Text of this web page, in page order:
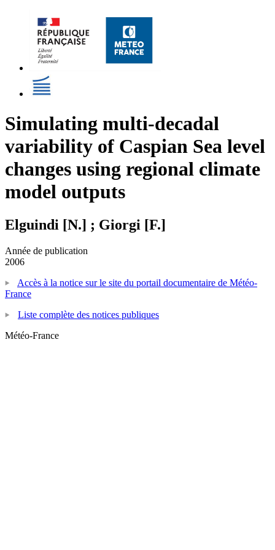
Simulating multi-decadal
variability of Caspian Sea level
changes using regional climate
model outputs
Elguindi [N.] ; Giorgi [F.]
Année de publication
2006
Accès à la notice sur le site du portail documentaire de Météo-
France
Liste complète des notices publiques
Météo-France